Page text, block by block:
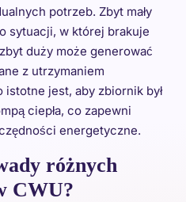
potrzeb. Zbyt mały
sytuacji, w której brakuje
duży może generować
z utrzymaniem
jest, aby zbiornik był
ciepła, co zapewni
energetyczne.
różnych
CWU?